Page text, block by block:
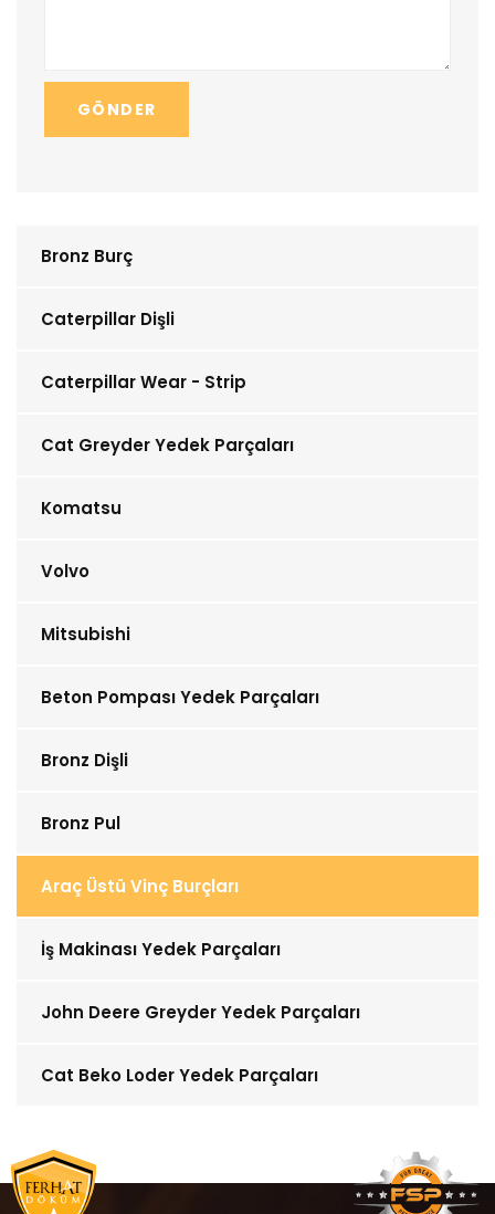
Bronz Burç
Caterpillar Dişli
Caterpillar Wear - Strip
Cat Greyder Yedek Parçaları
Komatsu
Volvo
Mitsubishi
Beton Pompası Yedek Parçaları
Bronz Dişli
Bronz Pul
Araç Üstü Vinç Burçları
İş Makinası Yedek Parçaları
John Deere Greyder Yedek Parçaları
Cat Beko Loder Yedek Parçaları
GÖNDER